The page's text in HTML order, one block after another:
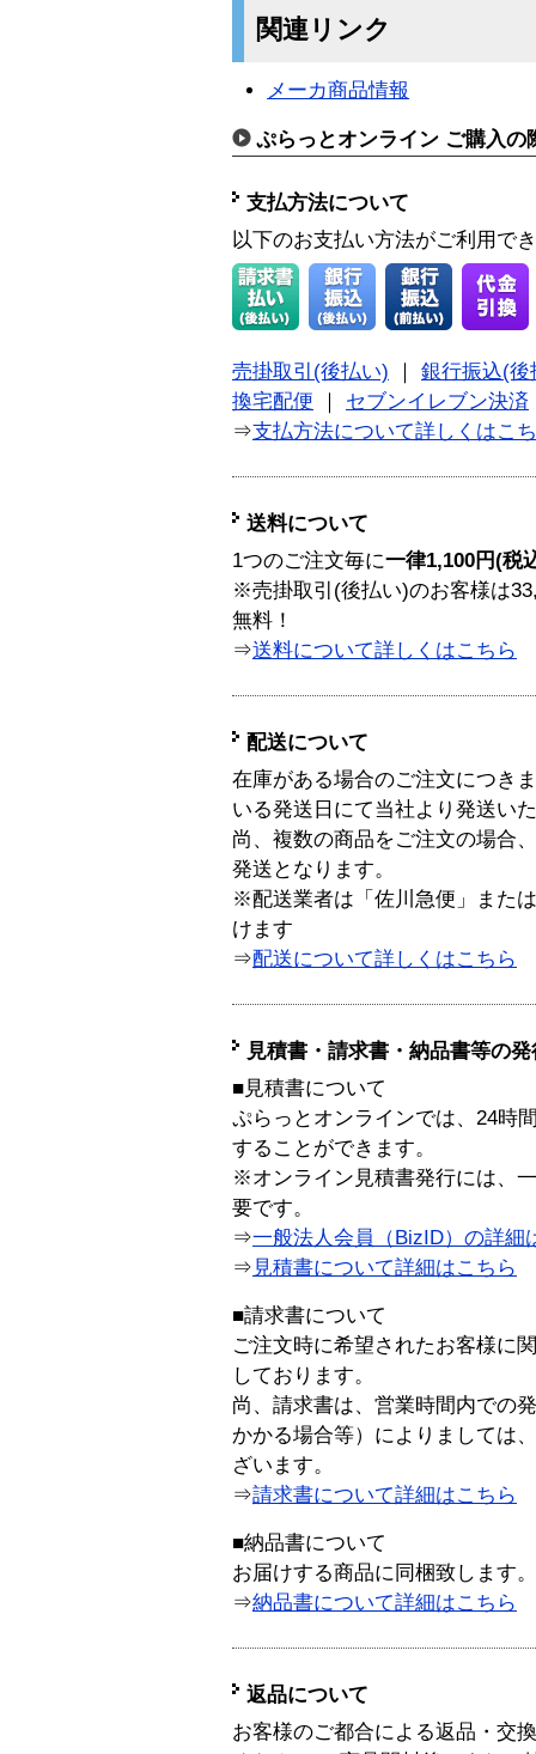
関連リンク
メーカ商品情報
ぷらっとオンライン ご購入の
支払方法について
以下のお支払い方法がご利用で
売掛取引(後払い)
銀行振込(後
換宅配便
セブンイレブン決済
⇒支払方法について詳しくはこ
送料について
1つのご注文毎に一律1,100円(税
※売掛取引(後払い)のお客様は
無料！
⇒送料について詳しくはこちら
配送について
在庫がある場合のご注文につき
いる発送日にて当社より発送い
尚、複数の商品をご注文の場合
発送となります。
※配送業者は「佐川急便」また
けます
⇒配送について詳しくはこちら
見積書・請求書・納品書等の
■見積書について
ぷらっとオンラインでは、24時
することができます。
※オンライン見積書発行には、
要です。
⇒一般法人会員（BizID）の詳細
⇒ 見積書について詳細はこちら
■請求書について
ご注文時に希望されたお客様に
しております。
尚、請求書は、営業時間内での
かかる場合等）によりましては
ざいます。
⇒請求書について詳細はこちら
■納品書について
お届けする商品に同梱致します。
⇒納品書について詳細はこちら
返品について
お客様のご都合による返品・交